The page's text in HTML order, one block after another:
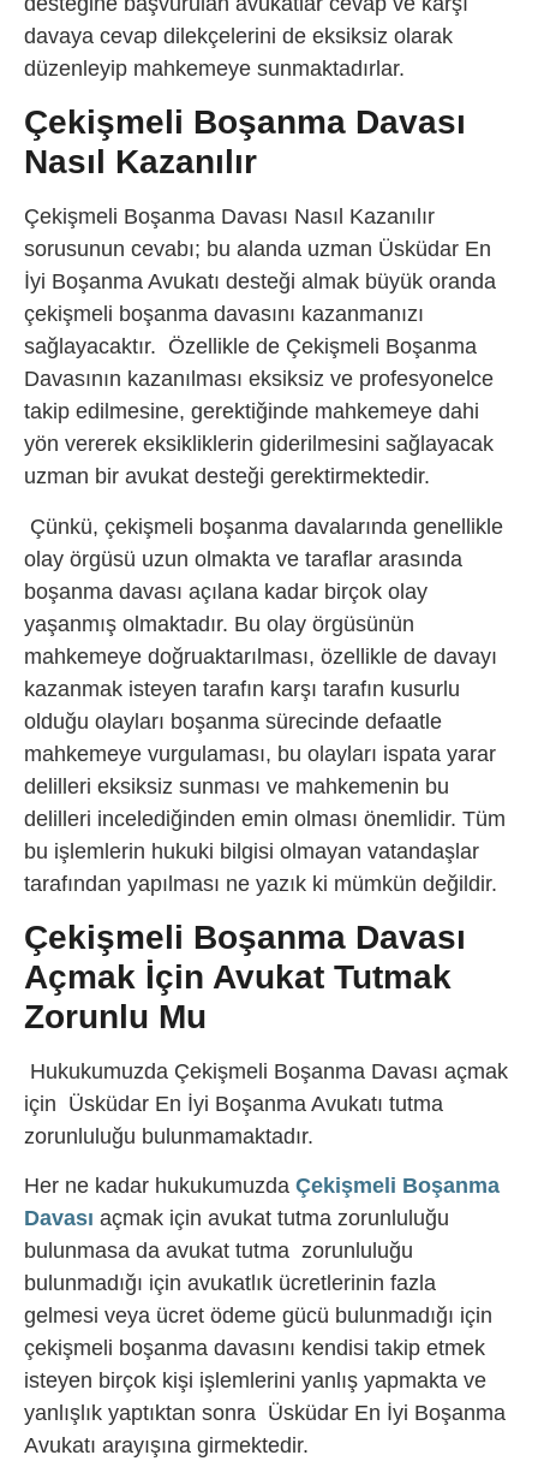
davaya cevap dilekçelerini de eksiksiz olarak
düzenleyip mahkemeye sunmaktadırlar.
Çekişmeli Boşanma Davası
Nasıl Kazanılır
Çekişmeli Boşanma Davası Nasıl Kazanılır
sorusunun cevabı; bu alanda uzman Üsküdar En
İyi Boşanma Avukatı desteği almak büyük oranda
çekişmeli boşanma davasını kazanmanızı
sağlayacaktır. Özellikle de Çekişmeli Boşanma
Davasının kazanılması eksiksiz ve profesyonelce
takip edilmesine, gerektiğinde mahkemeye dahi
yön vererek eksikliklerin giderilmesini sağlayacak
uzman bir avukat desteği gerektirmektedir.
Çünkü, çekişmeli boşanma davalarında genellikle
olay örgüsü uzun olmakta ve taraflar arasında
boşanma davası açılana kadar birçok olay
yaşanmış olmaktadır. Bu olay örgüsünün
mahkemeye doğruaktarılması, özellikle de davayı
kazanmak isteyen tarafın karşı tarafın kusurlu
olduğu olayları boşanma sürecinde defaatle
mahkemeye vurgulaması, bu olayları ispata yarar
delilleri eksiksiz sunması ve mahkemenin bu
delilleri incelediğinden emin olması önemlidir. Tüm
bu işlemlerin hukuki bilgisi olmayan vatandaşlar
tarafından yapılması ne yazık ki mümkün değildir.
Çekişmeli Boşanma Davası
Açmak İçin Avukat Tutmak
Zorunlu Mu
Hukukumuzda Çekişmeli Boşanma Davası açmak
için Üsküdar En İyi Boşanma Avukatı tutma
zorunluluğu bulunmamaktadır.
Her ne kadar hukukumuzda Çekişmeli Boşanma
Davası açmak için avukat tutma zorunluluğu
bulunmasa da avukat tutma zorunluluğu
bulunmadığı için avukatlık ücretlerinin fazla
gelmesi veya ücret ödeme gücü bulunmadığı için
çekişmeli boşanma davasını kendisi takip etmek
isteyen birçok kişi işlemlerini yanlış yapmakta ve
yanlışlık yaptıktan sonra Üsküdar En İyi Boşanma
Avukatı arayışına girmektedir.